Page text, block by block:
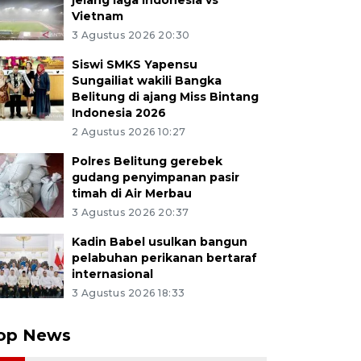
Vietnam
3 Agustus 2026 20:30
Siswi SMKS Yapensu
Sungailiat wakili Bangka
Belitung di ajang Miss Bintang
Indonesia 2026
2 Agustus 2026 10:27
Polres Belitung gerebek
gudang penyimpanan pasir
timah di Air Merbau
3 Agustus 2026 20:37
Kadin Babel usulkan bangun
pelabuhan perikanan bertaraf
internasional
3 Agustus 2026 18:33
News